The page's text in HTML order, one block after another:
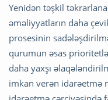
Yenidən təşkil
əməliyyatların daha
prosesinin
qurumun əsas
daha yaxşı
imkan verən idarəetmə